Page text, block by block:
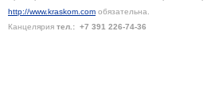
http://www.kraskom.com обязательна.
Канцелярия тел.: +7 391 226-74-36